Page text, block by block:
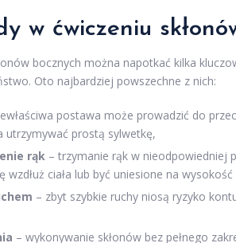
w ćwiczeniu
bocznych można napotkać kilka
Oto najbardziej powszechne z nich:
postawa może prowadzić do
utrzymywać prostą sylwetkę,
rąk – trzymanie rąk w nieodpowiedniej
wzdłuż ciała lub być uniesione na
– zbyt szybkie ruchy niosą ryzyko
– wykonywanie skłonów bez pełnego